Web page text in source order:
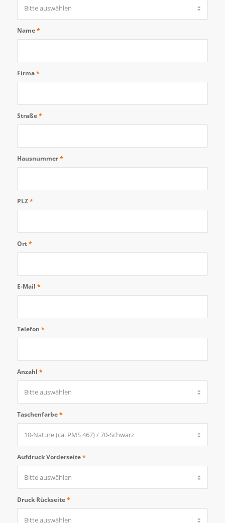
Name*
Firma*
Straße*
Hausnummer*
PLZ*
Ort*
E-Mail *
Telefon *
Anzahl *
Taschenfarbe*
Aufdruck Vorderseite*
Druck Rückseite*